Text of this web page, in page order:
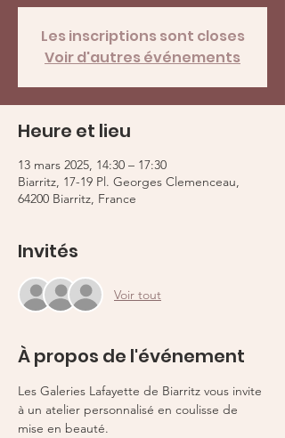
Les inscriptions sont closes
Voir d'autres événements
Heure et lieu
13 mars 2025, 14:30 – 17:30
Biarritz, 17-19 Pl. Georges Clemenceau,
64200 Biarritz, France
Invités
Voir tout
À propos de l'événement
Les Galeries Lafayette de Biarritz vous invite
à un atelier personnalisé en coulisse de
mise en beauté.